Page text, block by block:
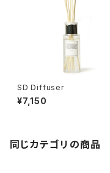
SD Diffuser
¥7,150
同じカテゴリの商品